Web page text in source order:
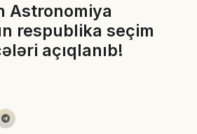
Astronomiya
respublika seçim
açıqlanıb!